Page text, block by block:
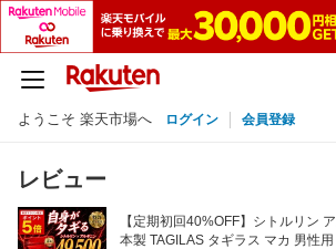
ようこそ 楽天市場へ ログイン 会員登録
レビュー
【定期初回40%OFF】シトルリン
本製 TAGILAS タギラス マカ 男性